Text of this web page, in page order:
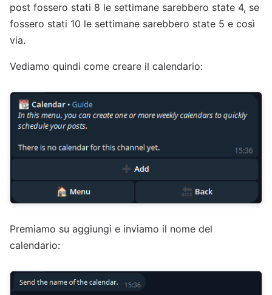
post fossero stati 8 le settimane sarebbero state 4, se
fossero stati 10 le settimane sarebbero state 5 e così
via.
Vediamo quindi come creare il calendario:
Premiamo su aggiungi e inviamo il nome del
calendario: